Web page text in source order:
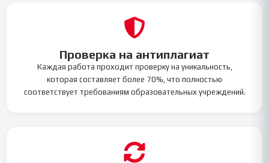
Проверка на антиплагиат
Каждая работа проходит проверку на уникальность,
которая составляет более 70%, что полностью
соответствует требованиям образовательных учреждений.